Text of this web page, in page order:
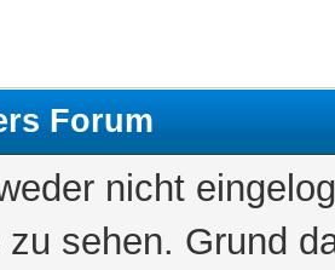
Forum
nicht
sehen. Grund